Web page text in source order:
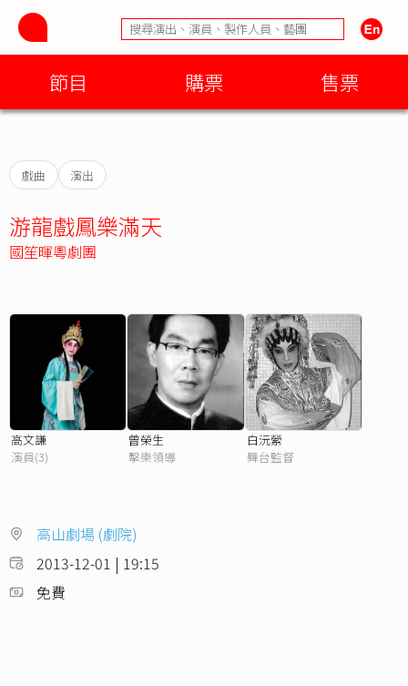
節目 購票 售票
戲曲 演出
游龍戲鳳樂滿天
國笙暉粵劇團
高文謙
演員(3)
曾榮生
擊樂領導
白沅縈
舞台監督
高山劇場 (劇院)
2013-12-01 | 19:15
免費